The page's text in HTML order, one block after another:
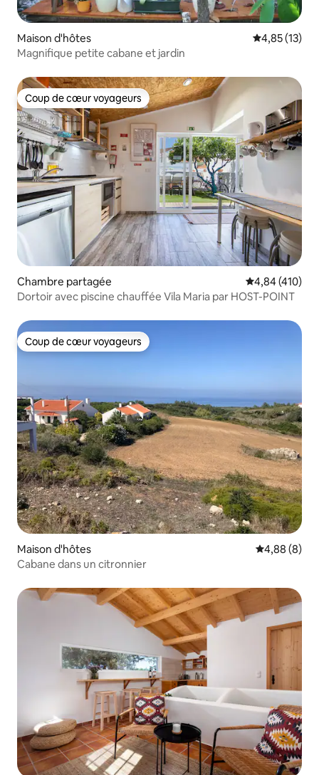
Maison d'hôtes Évaluation
4,85 (13)
Magnifique petite cabane et jardin
Coup de cœur voyageurs
Coup de cœur voyageurs
Chambre partagée Évaluation
4,84 (410)
Dortoir avec piscine chauffée Vila Maria par HOST-POINT
Coup de cœur voyageurs
Coup de cœur voyageurs
Maison d'hôtes Évaluation
4,88 (8)
Cabane dans un citronnier